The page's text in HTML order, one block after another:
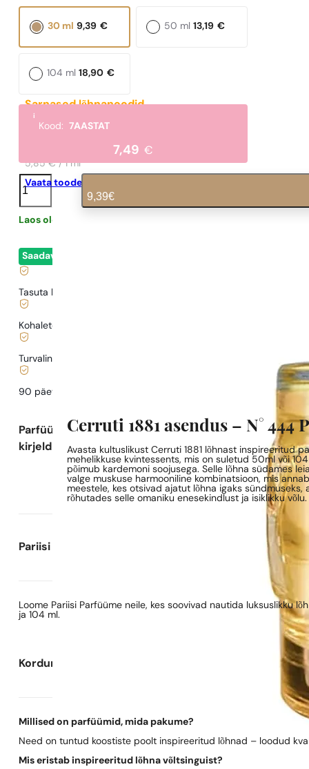
Sarnased lõhnanoodid
Mexx Woman
5,85 € / 1 ml
Vaata toodet
9,39 €
30 ml 13,19 €
50 ml
18,90 €
104 ml
i
Kood:7AASTAT
7,49 €
N°
444
kogus
9,39€
Laos olemas
Saadaval
Tasuta kohaletoimetamine alates
Kohaletoimetamine alates
Turvaline ostlemine ja maksed
90 päeva
Parfüümi
kirjeldus
Cerruti 1881 asendus – N° 444
Avasta kultuslikust Cerruti 1881 lõhnast inspireeritud
mehelikkuse kvintessents, mis on suletud 50ml või
põimub kardemoni soojusega. Selle lõhna südames
valge muskuse harmooniline kombinatsioon, mis
meestele, kes otsivad ajatut lõhna igaks
rõhutades selle omaniku enesekindlust ja isiklikku võlu.
Pariisi Parfüümide kohta
Loome Pariisi Parfüüme neile, kes soovivad nautida luksuslikku
ja 104 ml.
Korduma kippuvad küsimused
Millised on parfüümid, mida pakume?
Need on tuntud koostiste poolt inspireeritud lõhnad – loodud
Mis eristab inspireeritud lõhna võltsinguist?